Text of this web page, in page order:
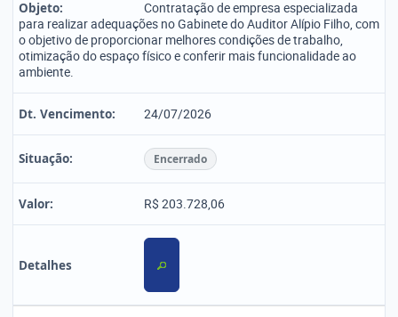
Objeto:
Contratação de empresa especializada
para realizar adequações no Gabinete do Auditor Alípio Filho, com
o objetivo de proporcionar melhores condições de trabalho,
otimização do espaço físico e conferir mais funcionalidade ao
ambiente.
Dt. Vencimento: 24/07/2026
Situação: Encerrado
Valor: R$ 203.728,06
Detalhes